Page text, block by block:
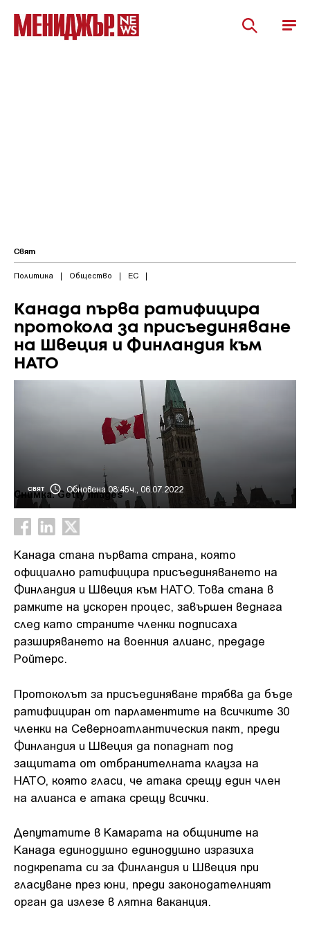
Свят
Политика | Общество | ЕС |
Канада първа ратифицира
протокола за присъединяване
на Швеция и Финландия към
НАТО
СВЯТ Обновена 08:45ч., 06.07.2022
Снимка: Getty images
Канада стана първата страна, която
официално ратифицира присъединяването на
Финландия и Швеция към НАТО. Това стана в
рамките на ускорен процес, завършен веднага
след като страните членки подписаха
разширяването на военния алианс, предаде
Ройтерс.
Протоколът за присъединяване трябва да бъде
ратифициран от парламентите на всичките 30
членки на Северноатлантическия пакт, преди
Финландия и Швеция да попаднат под
защитата от отбранителната клауза на
НАТО, която гласи, че атака срещу един член
на алианса е атака срещу всички.
Депутатите в Камарата на общините на
Канада единодушно единодушно изразиха
подкрепата си за Финландия и Швеция при
гласуване през юни, преди законодателният
орган да излезе в лятна ваканция.